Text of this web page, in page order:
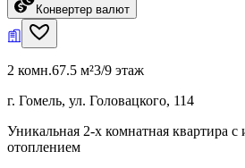
Конвертер валют
2 комн.67.5 м²3/9 этаж
г. Гомель, ул. Головацкого, 114
Уникальная 2-х комнатная квартира
отоплением